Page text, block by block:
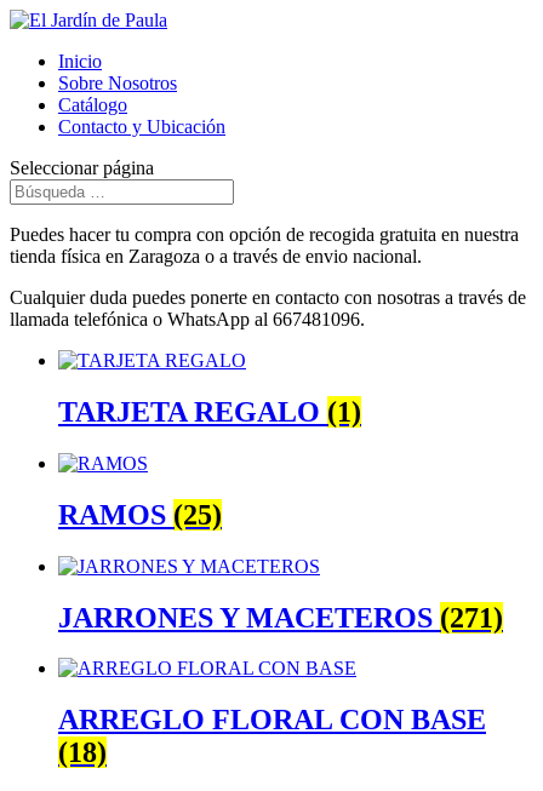
Inicio
Sobre Nosotros
Catálogo
Contacto y Ubicación
Seleccionar página
Puedes hacer tu compra con opción de recogida gratuita en nuestra
tienda física en Zaragoza o a través de envio nacional.
Cualquier duda puedes ponerte en contacto con nosotras a través de
llamada telefónica o WhatsApp al 667481096.
TARJETA REGALO (1)
RAMOS (25)
JARRONES Y MACETEROS (271)
ARREGLO FLORAL CON BASE
(18)